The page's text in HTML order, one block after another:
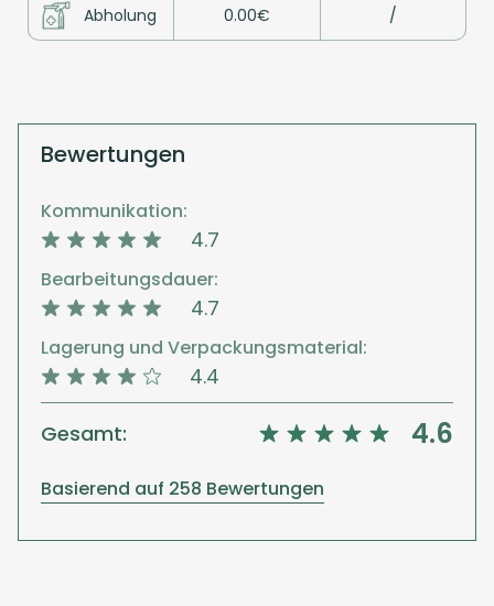
Abholung 0.00€ /
Bewertungen
Kommunikation:
4.7
Bearbeitungsdauer:
4.7
Lagerung und Verpackungsmaterial:
4.4
Gesamt: 4.6
Basierend auf 258 Bewertungen